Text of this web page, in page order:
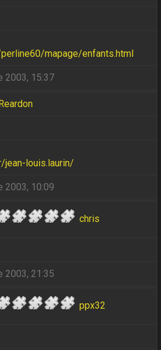
mapage/enfants.html
2003, 15:37
Reardon
jean-louis.laurin/
2003, 10:09
chris
2003, 21:35
ppx32